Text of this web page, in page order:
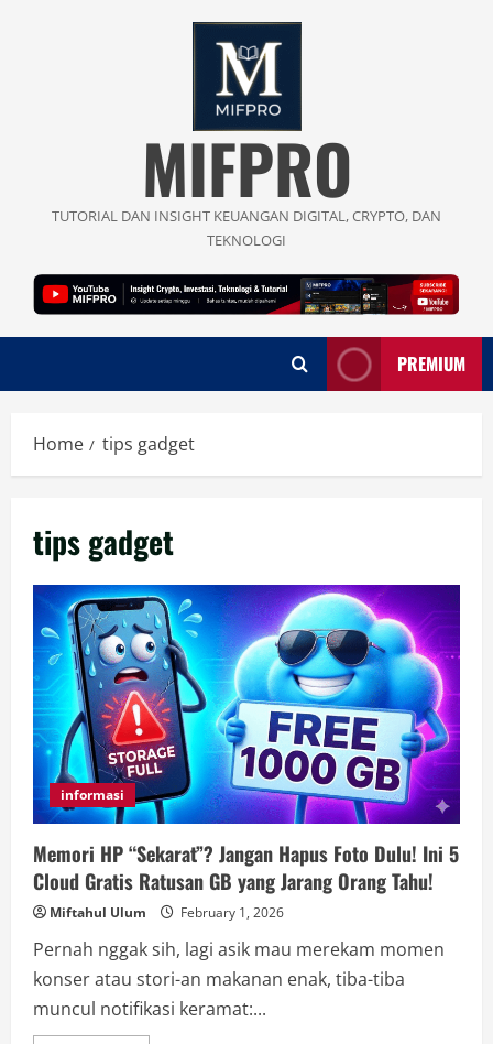
MIFPRO
TUTORIAL DAN INSIGHT KEUANGAN DIGITAL, CRYPTO, DAN
TEKNOLOGI
PREMIUM
Home tips gadget
tips gadget
informasi
Memori HP “Sekarat”? Jangan Hapus Foto Dulu! Ini 5
Cloud Gratis Ratusan GB yang Jarang Orang Tahu!
Miftahul Ulum February 1, 2026
Pernah nggak sih, lagi asik mau merekam momen
konser atau stori-an makanan enak, tiba-tiba
muncul notifikasi keramat:...